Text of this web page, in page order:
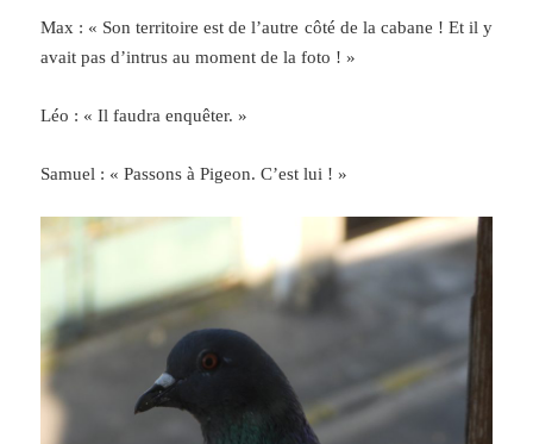
Max : « Son territoire est de l’autre côté de la cabane ! Et il y
avait pas d’intrus au moment de la foto ! »
Léo : « Il faudra enquêter. »
Samuel : « Passons à Pigeon. C’est lui ! »